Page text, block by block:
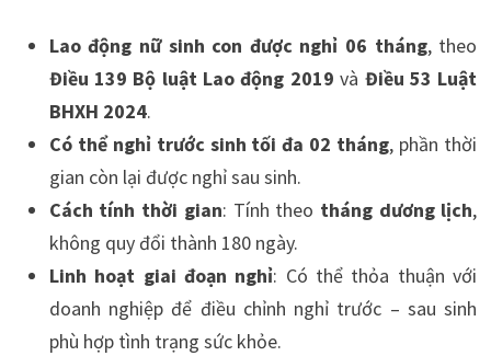
Lao động nữ sinh con được nghỉ 06 tháng, theo
Điều 139 Bộ luật Lao động 2019 và Điều 53 Luật
BHXH 2024.
Có thể nghỉ trước sinh tối đa 02 tháng, phần thời
gian còn lại được nghỉ sau sinh.
Cách tính thời gian: Tính theo tháng dương lịch,
không quy đổi thành 180 ngày.
Linh hoạt giai đoạn nghỉ: Có thể thỏa thuận với
doanh nghiệp để điều chỉnh nghỉ trước – sau sinh
phù hợp tình trạng sức khỏe.